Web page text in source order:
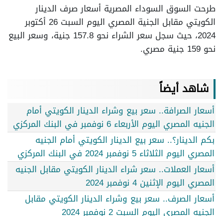
طرحت السوق السوداء المصرية أسعار صرف الدينار
الكويتي مقابل الجنية المصري اليوم السبت 26 أكتوبر
2024، حيث سجل سعر الشراء نحو 157.8 جنية، وسعر البيع
نحو 159 جنية مصري.
شاهد أيضاً
أسعار الصرافة.. سعر بيع وشراء الدينار الكويتي أمام
الجنيه المصري اليوم الأربعاء 6 نوفمبر في البنك المركزي
بكم الدينار؟.. سعر بيع الدينار الكويتي أمام الجنيه
المصري اليوم الثلاثاء 5 نوفمبر 2024 في البنك المركزي
أسعار العملات.. سعر شراء الدينار الكويتي مقابل الجنيه
المصري اليوم الإثنين 4 نوفمبر 2024
أسعار الصرف.. سعر بيع وشراء الدينار الكويتي مقابل
الجنيه المصري اليوم السبت 2 نوفمبر 2024